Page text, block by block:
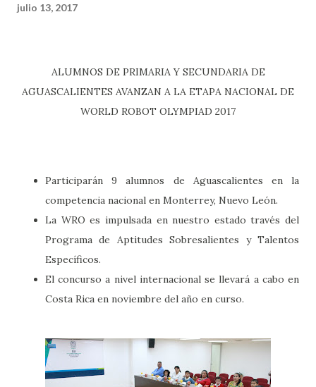
julio 13, 2017
ALUMNOS DE PRIMARIA Y SECUNDARIA DE
AGUASCALIENTES AVANZAN A LA ETAPA NACIONAL DE
WORLD ROBOT OLYMPIAD 2017
Participarán 9 alumnos de Aguascalientes en la
competencia nacional en Monterrey, Nuevo León.
La WRO es impulsada en nuestro estado través del
Programa de Aptitudes Sobresalientes y Talentos
Específicos.
El concurso a nivel internacional se llevará a cabo en
Costa Rica en noviembre del año en curso.